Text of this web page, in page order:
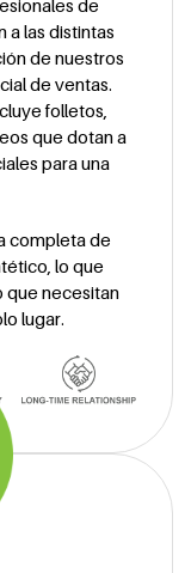
a las distintas
de nuestros
de ventas.
folletos,
que dotan a
para una
completa de
lo que
que necesitan
lugar.